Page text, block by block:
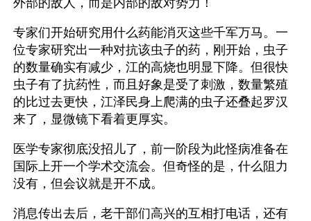
外部的敌人，而是内部的敌对势力！
专家们开始研究用什么药能消灭这些千军万马。一
位专家研究出一种对抗该虫子的药，刚开始，虫子
的数量确实有减少，江的高烧也明显下降。但很快
虫子有了抗药性，而且好象是受了刺激，数量繁殖
的比过去更快，江泽民身上爬满的虫子还叠起罗汉
来了，显微镜下看着更厚实。
医学专家彻底没招儿了，前一阶段为此怪病准备在
国际上开一个学术交流会。但奇怪的是，什么阻力
没有，但会议就是开不成。
消息传出去后，老干部们高兴的互相打电话，还有